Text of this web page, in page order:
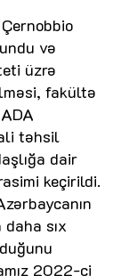
və
üzrə
fakültə
təhsil
dair
keçirildi.
sıx
2022-ci